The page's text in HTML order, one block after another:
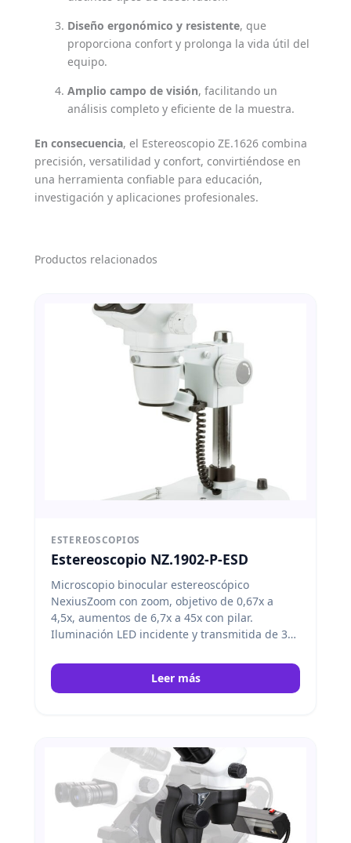
Diseño ergonómico y resistente, que
proporciona confort y prolonga la vida útil del
equipo.
Amplio campo de visión, facilitando un
análisis completo y eficiente de la muestra.
En consecuencia, el Estereoscopio ZE.1626 combina
precisión, versatilidad y confort, convirtiéndose en
una herramienta confiable para educación,
investigación y aplicaciones profesionales.
Productos relacionados
ESTEREOSCOPIOS
Estereoscopio NZ.1902-P-ESD
Microscopio binocular estereoscópico
NexiusZoom con zoom, objetivo de 0,67x a
4,5x, aumentos de 6,7x a 45x con pilar.
Iluminación LED incidente y transmitida de 3
Leer más